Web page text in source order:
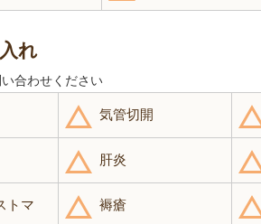
れ
い合わせください
気管切開
肝炎
トマ 褥瘡